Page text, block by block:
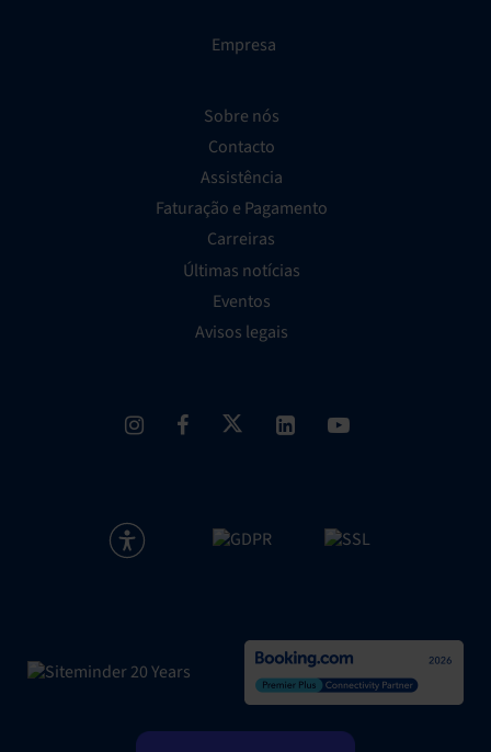
Empresa
Sobre nós
Contacto
Assistência
Faturação e Pagamento
Carreiras
Últimas notícias
Eventos
Avisos legais